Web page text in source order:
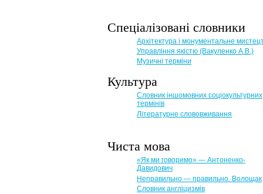
Спеціалізовані словники
Архітектура і монументальне
Управління якістю (Вакуленко А.В.)
Музичні терміни
Культура
Словник іншомовних соціокультурних
термінів
Літературне слововживання
Чиста мова
«Як ми говоримо» — Антоненко-
Давидович
Неправильно — правильно. Волощак
Словник англіцизмів